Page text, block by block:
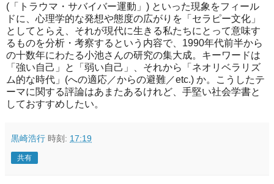
(「トラウマ・サバイバー運動」) といった現象をフィール
ドに、心理学的な発想や態度の広がりを「セラピー文化」
としてとらえ、それが現代に生きる私たちにとって意味す
るものを分析・考察するという内容で、1990年代前半から
の十数年にわたる小池さんの研究の集大成。キーワードは
「強い自己」と「弱い自己」、それから「ネオリベラリズ
ム的な時代」(への適応／からの避難／etc.) か。こうしたテ
ーマに関する評論はあまたあるけれど、手堅い社会学書と
しておすすめしたい。
黒崎浩行 時刻: 17:19
共有